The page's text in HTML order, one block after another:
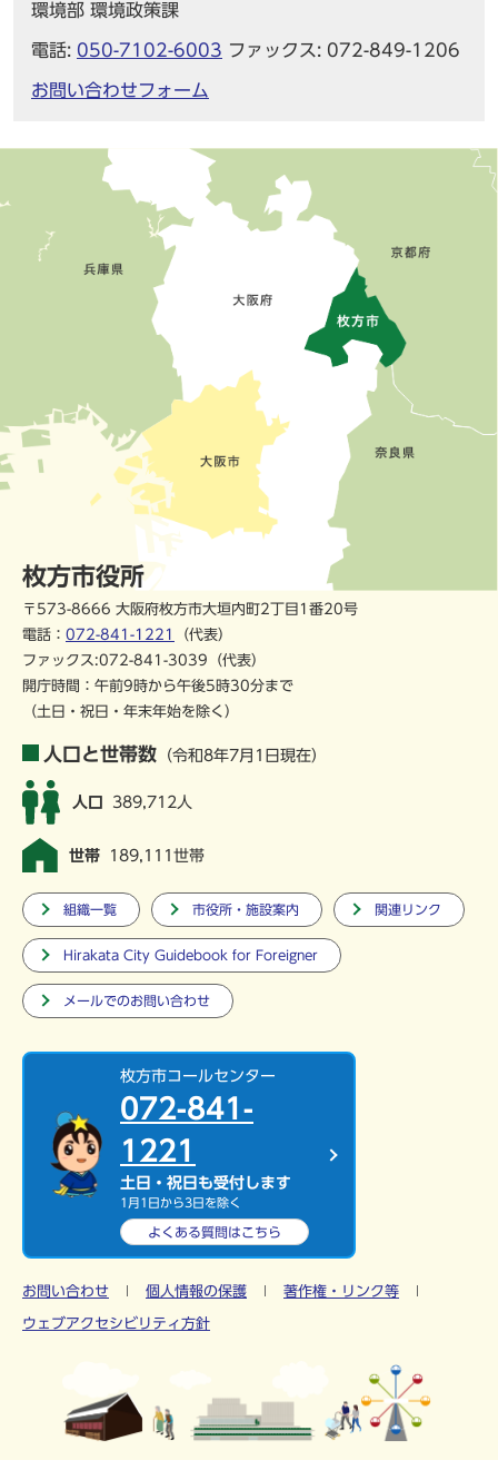
環境部 環境政策課
電話: 050-7102-6003 ファックス: 072-849-1206
お問い合わせフォーム
枚方市役所
〒573-8666 大阪府枚方市大垣内町2丁目1番20号
電話： 072-841-1221
（代表）
ファックス:072-841-3039（代表）
開庁時間：午前9時から午後5時30分まで
（土日・祝日・年末年始を除く）
人口と世帯数 （令和8年7月1日現在）
人口 389,712人
世帯 189,111世帯
組織一覧 市役所・施設案内 関連リンク
Hirakata City Guidebook for Foreigner
メールでのお問い合わせ
枚方市コールセンター
072-841-
1221
土日・祝日も受付します
1月1日から3日を除く
よくある質問はこちら
お問い合わせ 個人情報の保護 著作権・リンク等
ウェブアクセシビリティ方針